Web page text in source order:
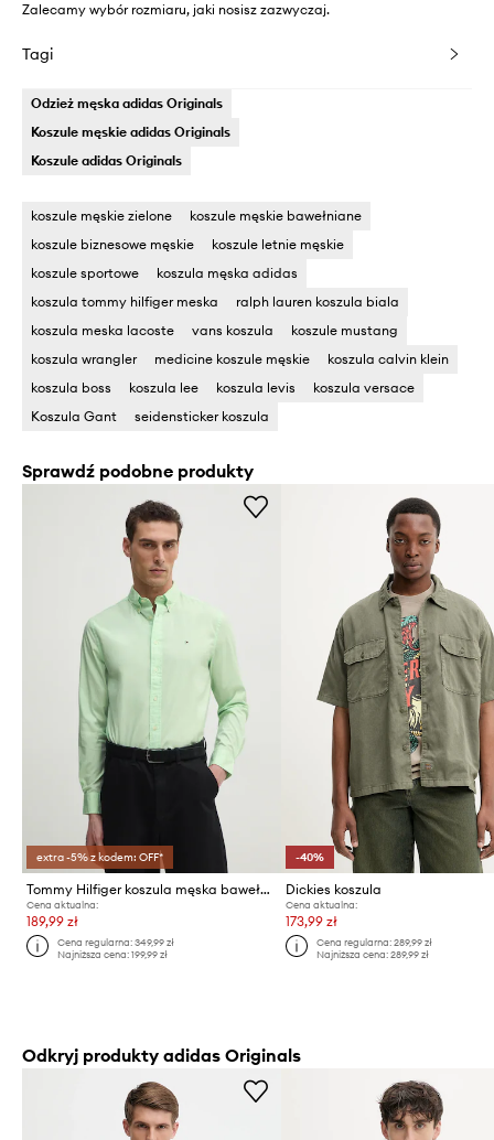
Zalecamy wybór rozmiaru, jaki nosisz zazwyczaj.
Tagi
Odzież męska adidas Originals
Koszule męskie adidas Originals
Koszule adidas Originals
koszule męskie zielone
koszule męskie bawełniane
koszule biznesowe męskie
koszule letnie męskie
koszule sportowe
koszula męska adidas
koszula tommy hilfiger meska
ralph lauren koszula biala
koszula meska lacoste
vans koszula
koszule mustang
koszula wrangler
medicine koszule męskie
koszula calvin klein
koszula boss
koszula lee koszula levis
koszula versace
Koszula Gant
seidensticker koszula
Sprawdź podobne produkty
extra -5% z kodem: OFF*
Tommy Hilfiger koszula męska bawełniana
Cena aktualna:
189,99 zł
Cena regularna:349,99 zł
Najniższa cena:199,99 zł
-40%
Dickies koszula
Cena aktualna:
173,99 zł
Cena regularna: 289,99 zł
Najniższa cena: 289,99 zł
Odkryj produkty adidas Originals